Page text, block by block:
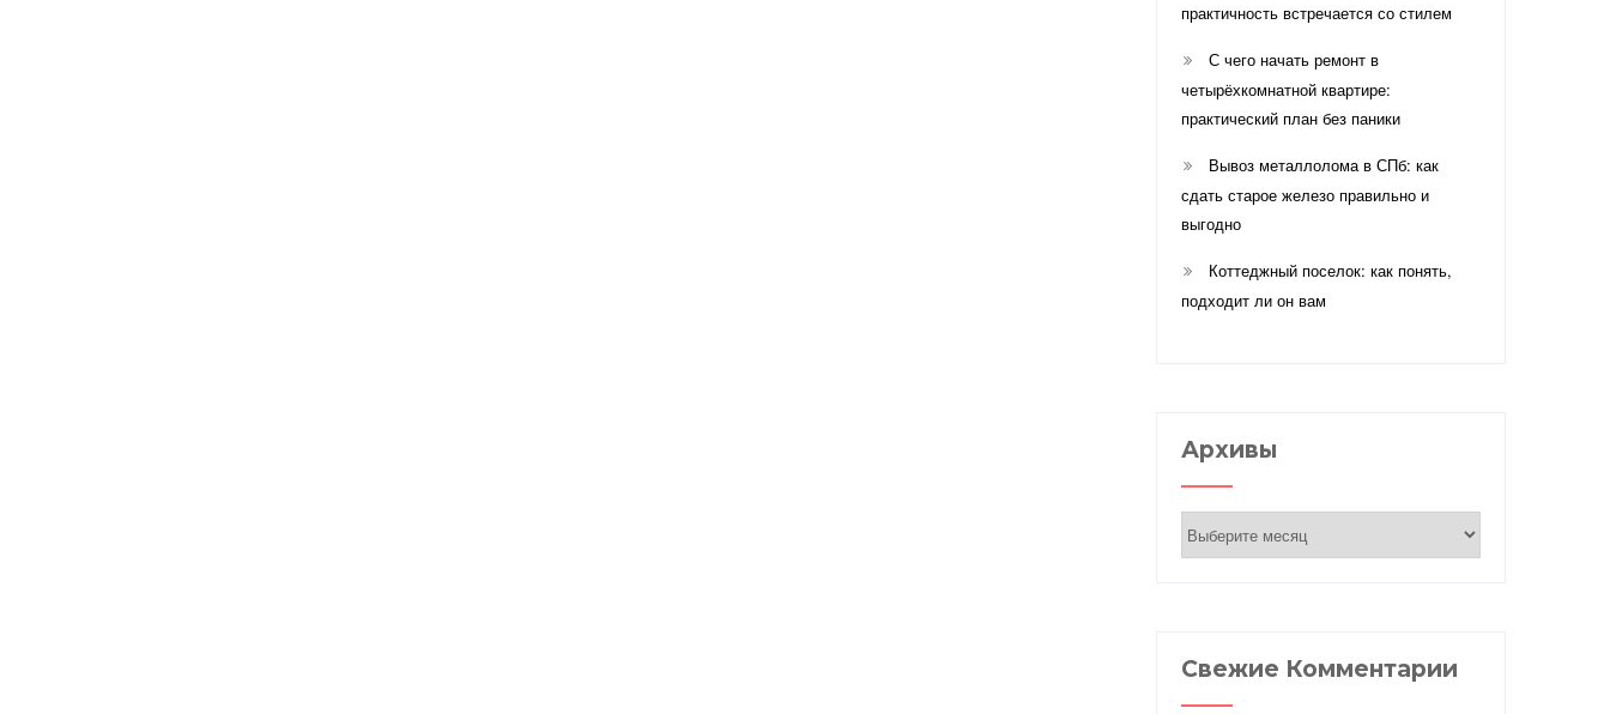
практичность встречается со стилем
С чего начать ремонт в
четырёхкомнатной квартире:
практический план без паники
Вывоз металлолома в СПб: как
сдать старое железо правильно и
выгодно
Коттеджный поселок: как понять,
подходит ли он вам
Архивы
Свежие Комментарии